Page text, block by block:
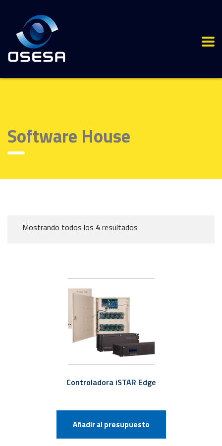
Software House
Mostrando todos los 4resultados
Controladora iSTAR Edge
Añadir al presupuesto